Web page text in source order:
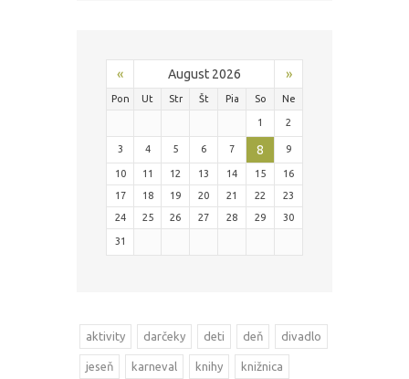
« August 2026 »
Pon Ut Str Št Pia So Ne
1 2
3 4 5 6 7 8 9
10 11 12 13 14 15
16
17
18 19 20 21 22
23
24
25 26 27 28 29 30
31
aktivity darčeky deti deň divadlo
jeseň karneval knihy knižnica